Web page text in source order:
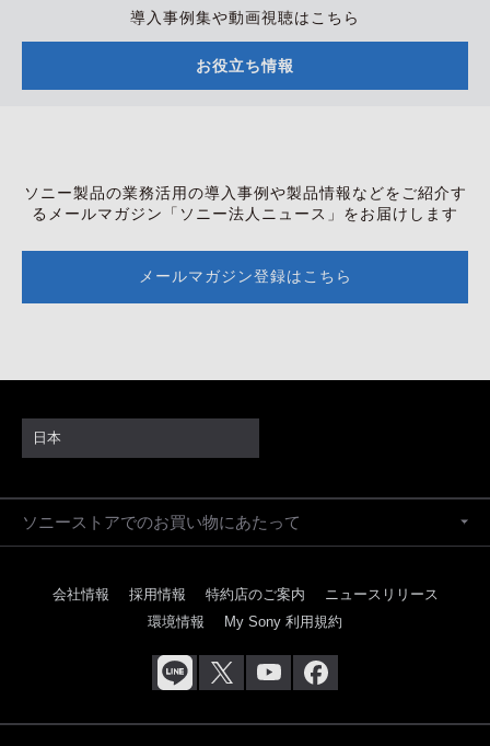
導入事例集や動画視聴はこちら
お役立ち情報
ソニー製品の業務活用の導入事例や製品情報などをご紹介す
る メールマガジン「ソニー法人ニュース」をお届けします
メールマガジン登録はこちら
日本
ソニーストアでのお買い物にあたって
会社情報 採用情報 特約店のご案内
ニュースリリース
環境情報
My Sony 利用規約